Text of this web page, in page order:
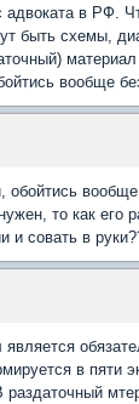
адвоката в РФ.
быть схемы,
вообще
обойтись
то как его
и совать в
является
в пяти
раздаточный